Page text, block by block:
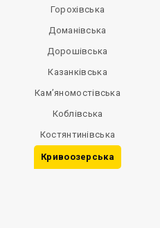
Горохівська
Доманівська
Дорошівська
Казанківська
Кам’яномостівська
Коблівська
Костянтинівська
Кривоозерська